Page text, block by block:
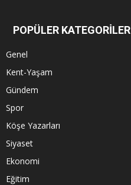
POPÜLER KATEGORİLER
Genel
Kent-Yaşam
Gündem
Spor
Köşe Yazarları
Siyaset
Ekonomi
Eğitim